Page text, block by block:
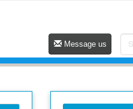
Message us